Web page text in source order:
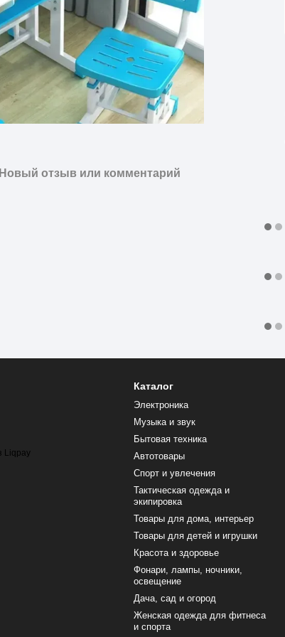
Новый отзыв или комментарий
Каталог
Электроника
Музыка и звук
Бытовая техника
Автотовары
Спорт и увлечения
Тактическая одежда и
экипировка
Товары для дома, интерьер
Товары для детей и игрушки
Красота и здоровье
Фонари, лампы, ночники,
освещение
Дача, сад и огород
Женская одежда для фитнеса
и спорта